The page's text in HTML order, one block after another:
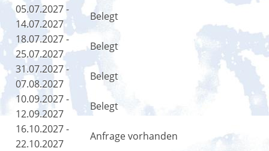
05.07.2027 -
14.07.2027
Belegt
18.07.2027 -
25.07.2027
Belegt
31.07.2027 -
07.08.2027
Belegt
10.09.2027 -
12.09.2027
Belegt
16.10.2027 -
22.10.2027
Anfrage vorhanden